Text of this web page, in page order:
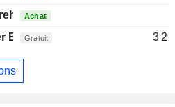
Brazilian
Achat
Brazilian
Gratuit 3